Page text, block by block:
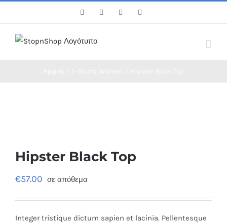
content
FacebookTwitter Instagram
Hipster Black Top
€57.00 σε απόθεμα
Integer tristique dictum sapien et lacinia. Pellentesque